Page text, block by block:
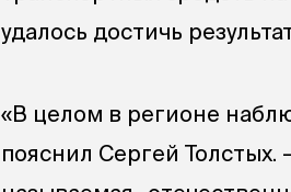
удалось достичь
«В целом в регионе
пояснил Сергей Толстых.